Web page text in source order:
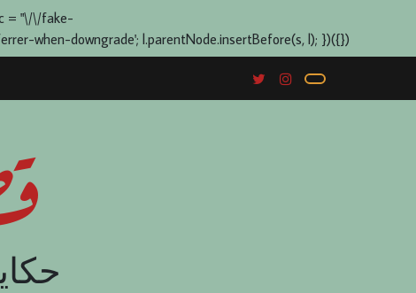
= "\/\/fake-
when-downgrade'; l.parentNode.insertBefore(s, l); })({})